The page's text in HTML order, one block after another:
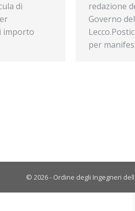
di
importo
redazione
Governo
per
© 2026 - Ordine degli Ingegneri